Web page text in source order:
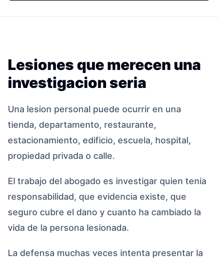
Lesiones que merecen una
investigacion seria
Una lesion personal puede ocurrir en una
tienda, departamento, restaurante,
estacionamiento, edificio, escuela, hospital,
propiedad privada o calle.
El trabajo del abogado es investigar quien tenia
responsabilidad, que evidencia existe, que
seguro cubre el dano y cuanto ha cambiado la
vida de la persona lesionada.
La defensa muchas veces intenta presentar la